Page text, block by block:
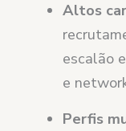
Altos
escalão
e
Perfis